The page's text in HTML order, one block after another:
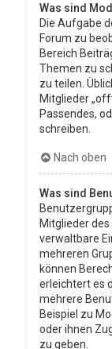
Was sind
Die Aufgabe
Forum zu
Bereich
Themen zu
zu teilen.
Mitglieder
Passendes,
schreiben.
Nach oben
Was sind
Mitglieder
verwaltbare
mehreren
können
erleichtert es
mehrere
Beispiel zu
oder ihnen
zu geben.